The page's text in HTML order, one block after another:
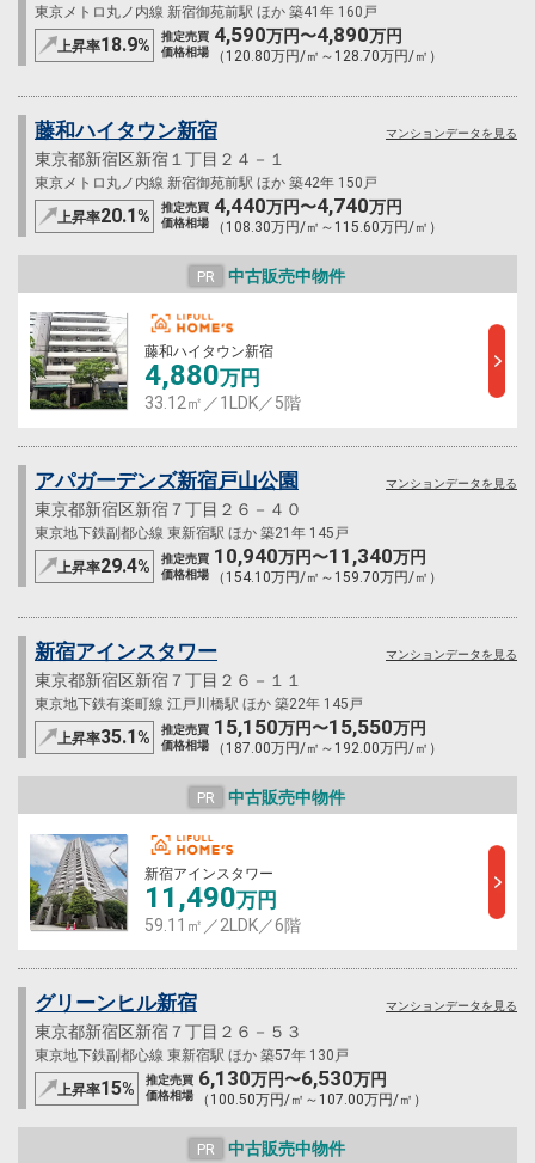
東京メトロ丸ノ内線 新宿御苑前駅 ほか 築41年 160戸
上昇率18.9%
推定売買
価格相場
4,590万円〜4,890万円
（120.80万円/㎡～128.70万円/㎡）
藤和ハイタウン新宿
東京都新宿区新宿１丁目２４－１
東京メトロ丸ノ内線 新宿御苑前駅 ほか 築42年 150戸
上昇率20.1%
推定売買
価格相場
4,440万円〜4,740万円
（108.30万円/㎡～115.60万円/㎡）
マンションデータを見る
PR 中古販売中物件
藤和ハイタウン新宿
4,880万円
33.12㎡／1LDK／5階
アパガーデンズ新宿戸山公園
東京都新宿区新宿７丁目２６－４０
東京地下鉄副都心線 東新宿駅 ほか 築21年 145戸
上昇率29.4%
推定売買
価格相場
10,940万円〜11,340万円
（154.10万円/㎡～159.70万円/㎡）
マンションデータを見る
新宿アインスタワー
東京都新宿区新宿７丁目２６－１１
東京地下鉄有楽町線 江戸川橋駅 ほか 築22年 145戸
上昇率35.1%
推定売買
価格相場
15,150万円〜15,550万円
（187.00万円/㎡～192.00万円/㎡）
マンションデータを見る
PR 中古販売中物件
新宿アインスタワー
11,490万円
59.11㎡／2LDK／6階
グリーンヒル新宿
東京都新宿区新宿７丁目２６－５３
東京地下鉄副都心線 東新宿駅 ほか 築57年 130戸
上昇率15%
推定売買
価格相場
6,130万円〜6,530万円
（100.50万円/㎡～107.00万円/㎡）
マンションデータを見る
PR 中古販売中物件